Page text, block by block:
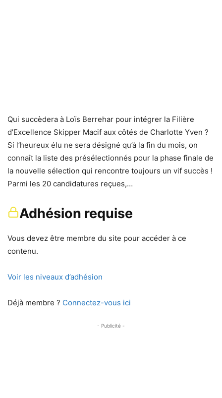
Qui succèdera à Loïs Berrehar pour intégrer la Filière
d’Excellence Skipper Macif aux côtés de Charlotte Yven ?
Si l’heureux élu ne sera désigné qu’à la fin du mois, on
connaît la liste des présélectionnés pour la phase finale de
la nouvelle sélection qui rencontre toujours un vif succès !
Parmi les 20 candidatures reçues,…
Adhésion requise
Vous devez être membre du site pour accéder à ce
contenu.
Voir les niveaux d’adhésion
Déjà membre ? Connectez-vous ici
- Publicité -